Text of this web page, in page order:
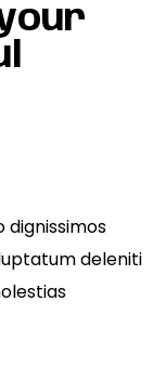
dignissimos
deleniti